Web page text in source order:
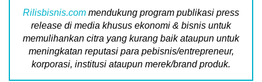
Rilisbisnis.com mendukung program publikasi press
release di media khusus ekonomi & bisnis untuk
memulihankan citra yang kurang baik ataupun untuk
meningkatan reputasi para pebisnis/entrepreneur,
korporasi, institusi ataupun merek/brand produk.